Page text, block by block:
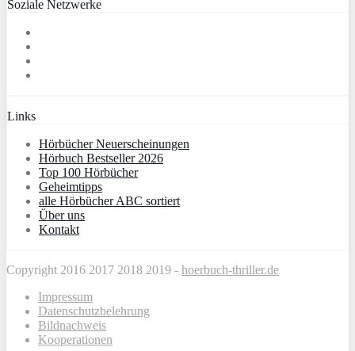
Soziale Netzwerke
Links
Hörbücher Neuerscheinungen
Hörbuch Bestseller 2026
Top 100 Hörbücher
Geheimtipps
alle Hörbücher ABC sortiert
Über uns
Kontakt
Copyright 2016 2017 2018 2019 - hoerbuch-thriller.de
Impressum
Datenschutzbelehrung
Bildnachweis
Kooperationen